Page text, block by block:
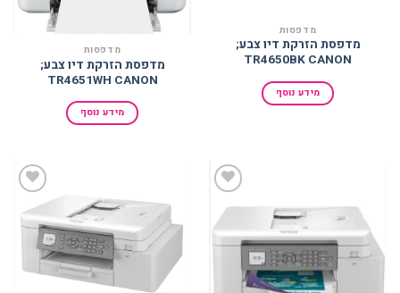
מדפסות
מדפסת הזרקת דיו צבע;
TR4650BK CANON
מידע נוסף
מדפסות
מדפסת הזרקת דיו צבע;
TR4651WH CANON
מידע נוסף
הוסף
למועדפים